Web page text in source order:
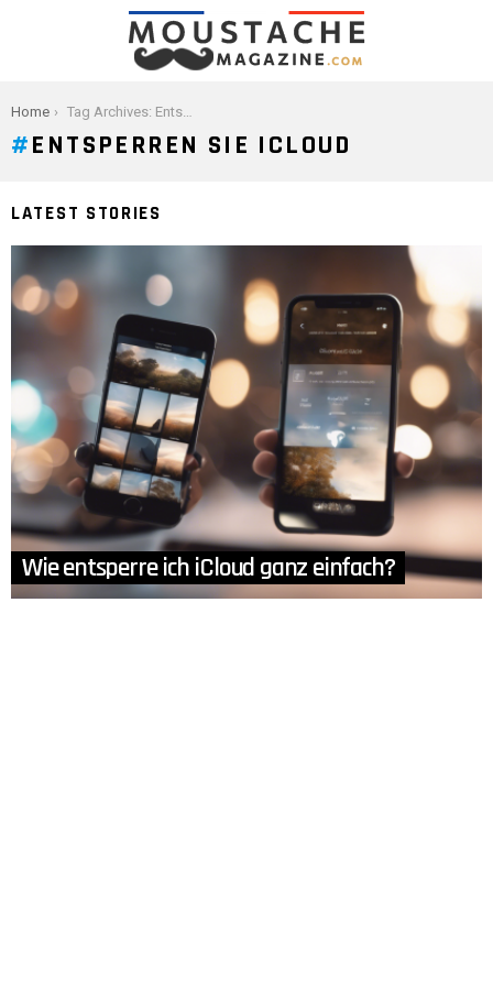
You are here:
Home Tag Archives: Entsperren Sie iCloud
ENTSPERREN SIE ICLOUD
LATEST STORIES
Wie entsperre ich iCloud ganz einfach?